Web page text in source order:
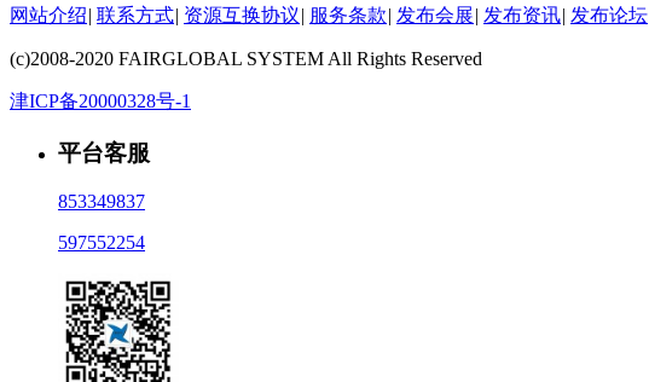
网站介绍| 联系方式| 资源互换协议| 服务条款| 发布会展| 发布资讯| 发布论坛
(c)2008-2020 FAIRGLOBAL SYSTEM All Rights Reserved
津ICP备20000328号-1
平台客服
853349837
597552254